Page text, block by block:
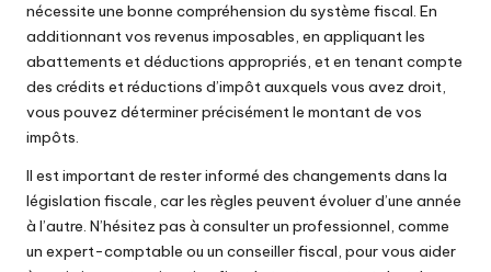
nécessite une bonne compréhension du système fiscal. En
additionnant vos revenus imposables, en appliquant les
abattements et déductions appropriés, et en tenant compte
des crédits et réductions d’impôt auxquels vous avez droit,
vous pouvez déterminer précisément le montant de vos
impôts.
Il est important de rester informé des changements dans la
législation fiscale, car les règles peuvent évoluer d’une année
à l’autre. N’hésitez pas à consulter un professionnel, comme
un expert-comptable ou un conseiller fiscal, pour vous aider